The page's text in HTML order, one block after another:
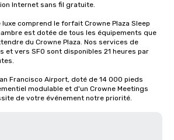
Internet sans fil gratuite.
comprend le forfait Crowne Plaza Sleep
est dotée de tous les équipements que
du Crowne Plaza. Nos services de
vers SFO sont disponibles 21 heures par
Francisco Airport, doté de 14 000 pieds
modulable et d'un Crowne Meetings
de votre événement notre priorité.